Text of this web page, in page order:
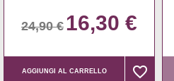
24,90 € 16,30 €
AGGIUNGI AL CARRELLO favorite_border
favorite_border